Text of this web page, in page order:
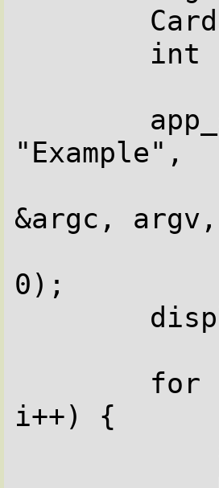
"Example",
&argc, argv,
0);
i++) {